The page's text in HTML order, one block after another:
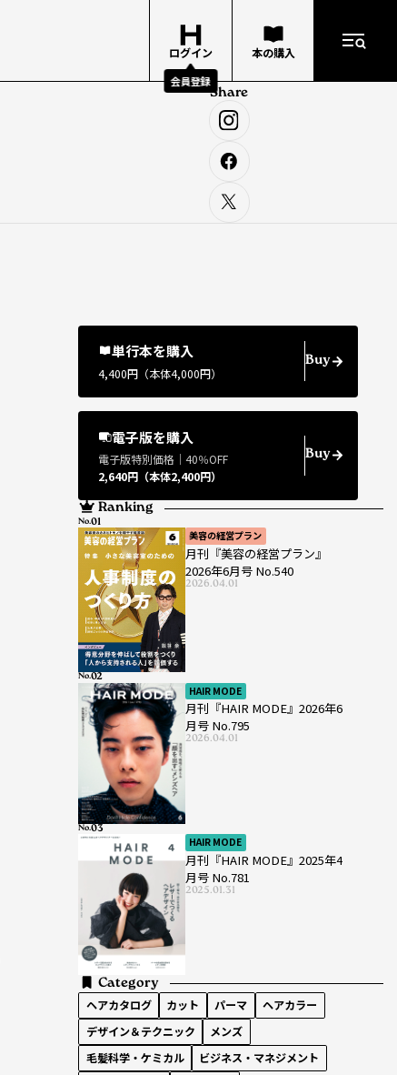
ログイン
会員登録
本の購入
Share
単行本を購入
4,400円（本体4,000円）
Buy
電子版を購入
電子版特別価格｜40％OFF
2,640円（本体2,400円）
Buy
Ranking
美容の経営プラン
月刊『美容の経営プラン』
2026年6月号 No.540
2026.04.01
No.
HAIR MODE
月刊『HAIR MODE』2026年6
月号 No.795
2026.04.01
No.
HAIR MODE
月刊『HAIR MODE』2025年4
月号 No.781
2025.01.31
No.
Category
ヘアカタログ カット パーマ
ヘアカラー
デザイン＆テクニック
メンズ
毛髪科学・ケミカル
ビジネス・マネジメント